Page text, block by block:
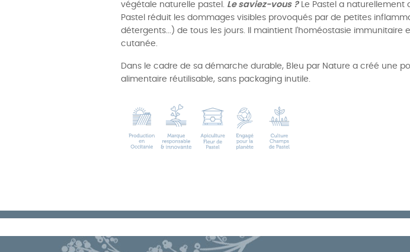
végétale naturelle pastel. Le saviez-vous ?Le Pastel a naturellement
Pastel réduit les dommages visibles provoqués par de petites
détergents...) de tous les jours. Il maintient l'homéostasie
cutanée.
Dans le cadre de sa démarche durable, Bleu par Nature a créé une
alimentaire réutilisable, sans packaging inutile.